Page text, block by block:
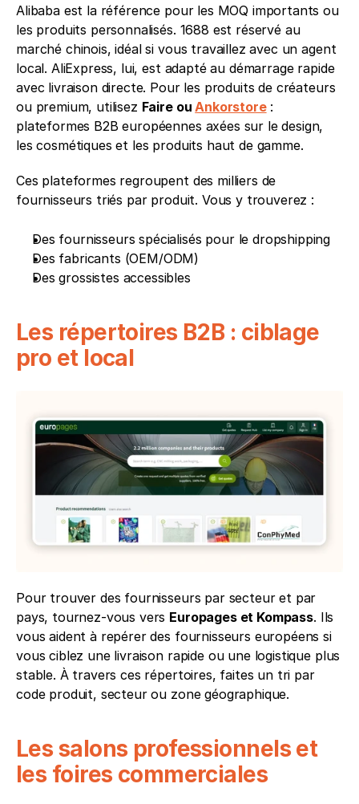
Alibaba est la référence pour les MOQ importants ou
les produits personnalisés. 1688 est réservé au
marché chinois, idéal si vous travaillez avec un agent
local. AliExpress, lui, est adapté au démarrage rapide
avec livraison directe. Pour les produits de créateurs
ou premium, utilisez Faire ou Ankorstore :
plateformes B2B européennes axées sur le design,
les cosmétiques et les produits haut de gamme.
Ces plateformes regroupent des milliers de
fournisseurs triés par produit. Vous y trouverez :
Des fournisseurs spécialisés pour le dropshipping
Des fabricants (OEM/ODM)
Des grossistes accessibles
Les répertoires B2B : ciblage
pro et local
Pour trouver des fournisseurs par secteur et par
pays, tournez-vous vers Europages et Kompass. Ils
vous aident à repérer des fournisseurs européens si
vous ciblez une livraison rapide ou une logistique plus
stable. À travers ces répertoires, faites un tri par
code produit, secteur ou zone géographique.
Les salons professionnels et
les foires commerciales